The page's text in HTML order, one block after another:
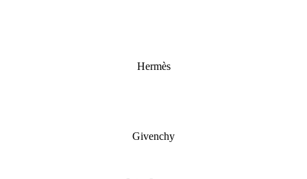
Hermès
Givenchy